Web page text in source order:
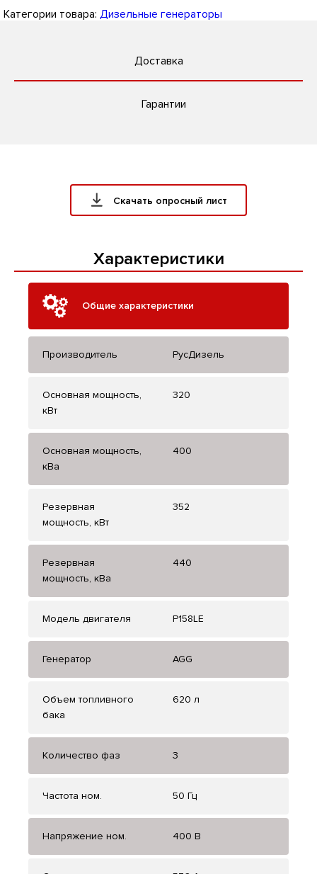
Категории товара: Дизельные генераторы
Доставка
Гарантии
Скачать опросный лист
Характеристики
Общие характеристики
Производитель РусДизель
Основная мощность,
кВт
320
Основная мощность,
кВа
400
Резервная
мощность, кВт
352
Резервная
мощность, кВа
440
Модель двигателя P158LE
Генератор AGG
Объем топливного
бака
620 л
Количество фаз 3
Частота ном. 50 Гц
Напряжение ном. 400 В